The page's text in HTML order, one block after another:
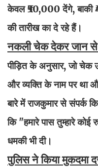
केवल ₹50,000 देंगे, बाकी
की तारीख का दे रहे हैं।
नकली चेक देकर जान से
पीड़ित के अनुसार, जो चेक
और व्यक्ति के नाम पर था
बारे में राजकुमार से संपर्क
कि "हमारे पास तुम्हारे
धमकी भी दी।
पुलिस ने किया मुकदमा